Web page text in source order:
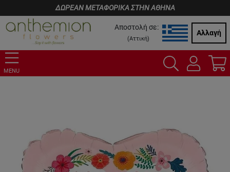
ΔΩΡΕΑΝ ΜΕΤΑΦΟΡΙΚΑ ΣΤΗΝ ΑΘΗΝΑ
Αποστολή σε:
(Αττική)
Αλλαγή
MENU